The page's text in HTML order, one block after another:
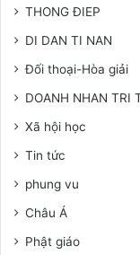
THONG ĐIEP
DI DAN TI NAN
Đối thoại-Hòa giải
DOANH NHAN TRI
Xã hội học
Tin tức
phung vu
Châu Á
Phật giáo